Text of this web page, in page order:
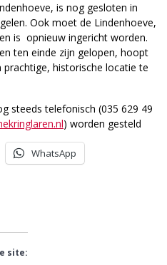
is nog gesloten in
Ook moet de Lindenhoeve,
is opnieuw ingericht worden.
ten einde zijn gelopen, hoopt
historische locatie te
steeds telefonisch (035 629 49
) worden gesteld
WhatsApp
site: